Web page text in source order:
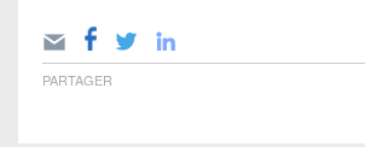
PARTAGER